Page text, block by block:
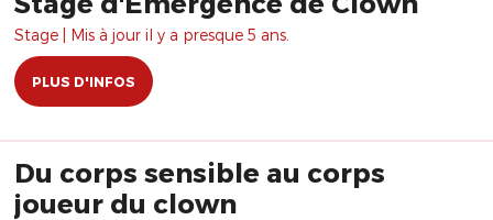
Stage | Mis à jour il y a presque 5 ans.
PLUS D'INFOS
Du corps sensible au corps
joueur du clown